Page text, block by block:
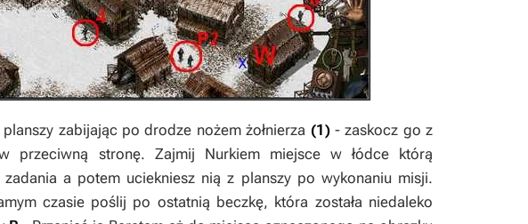
planszy zabijając po drodze nożem żołnierza (1) - zaskocz go z
przeciwną stronę. Zajmij Nurkiemmiejsce w łódce którą
a potem uciekniesz nią z planszy po wykonaniu misji.
czasie poślij po ostatnią beczkę, która została niedaleko